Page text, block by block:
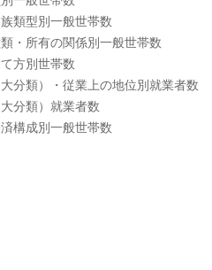
類型別一般世帯数
・所有の関係別一般世帯数
方別世帯数
分類）・従業上の地位別就業者数
分類）就業者数
構成別一般世帯数